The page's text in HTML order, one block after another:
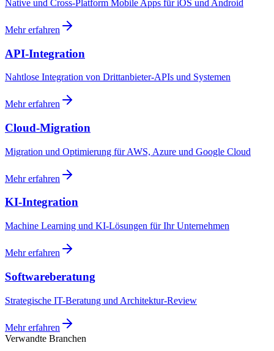
Native und Cross-Platform Mobile Apps für iOS und Android
Mehr erfahren
API-Integration
Nahtlose Integration von Drittanbieter-APIs und Systemen
Mehr erfahren
Cloud-Migration
Migration und Optimierung für AWS, Azure und Google Cloud
Mehr erfahren
KI-Integration
Machine Learning und KI-Lösungen für Ihr Unternehmen
Mehr erfahren
Softwareberatung
Strategische IT-Beratung und Architektur-Review
Mehr erfahren
Verwandte Branchen